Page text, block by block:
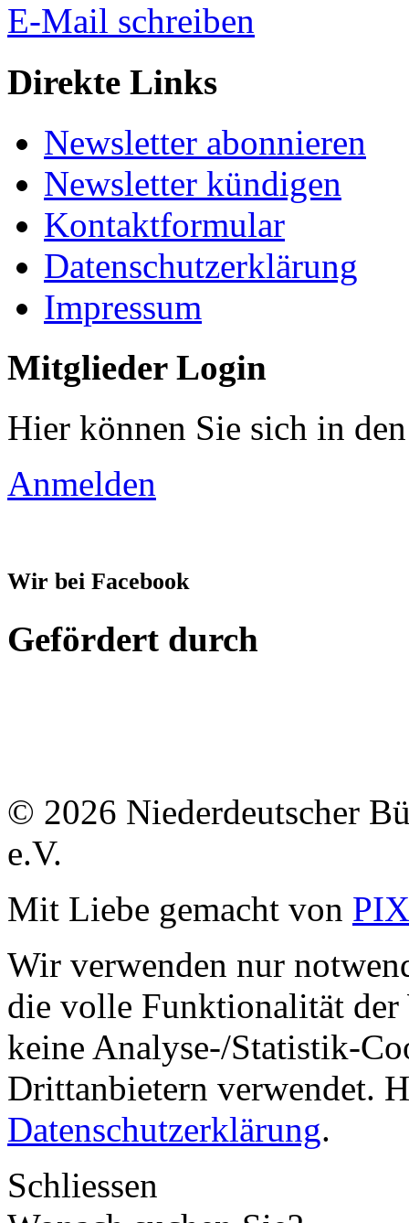
E-Mail schreiben
Direkte Links
Newsletter abonnieren
Newsletter kündigen
Kontaktformular
Datenschutzerklärung
Impressum
Mitglieder Login
Hier können Sie sich in
Anmelden
Wir bei Facebook
Gefördert durch
© 2026 Niederdeutscher
e.V.
Mit Liebe gemacht von
Wir verwenden nur
die volle Funktionalität der
keine Analyse-/Statistik-
Drittanbietern verwendet.
Datenschutzerklärung.
Schliessen